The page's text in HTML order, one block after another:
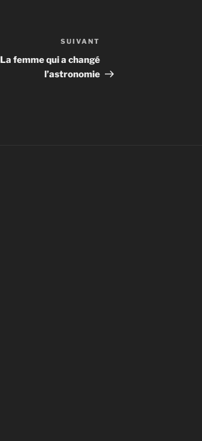
suivant
SUIVANT
La femme qui a changé
l’astronomie